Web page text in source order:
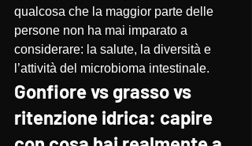
qualcosa che la maggior parte delle
persone non ha mai imparato a
considerare: la salute, la diversità e
l’attività del microbioma intestinale.
Gonfiore vs grasso vs
ritenzione idrica: capire